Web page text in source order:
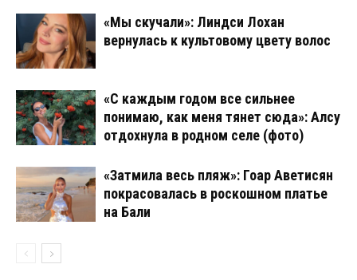
«Мы скучали»: Линдси Лохан
вернулась к культовому цвету волос
«С каждым годом все сильнее
понимаю, как меня тянет сюда»: Алсу
отдохнула в родном селе (фото)
«Затмила весь пляж»: Гоар Аветисян
покрасовалась в роскошном платье
на Бали